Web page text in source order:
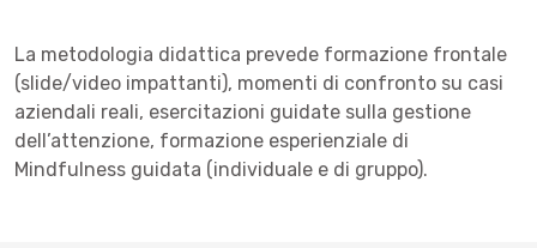
La metodologia didattica prevede formazione frontale
(slide/video impattanti), momenti di confronto su casi
aziendali reali, esercitazioni guidate sulla gestione
dell’attenzione, formazione esperienziale di
Mindfulness guidata (individuale e di gruppo).